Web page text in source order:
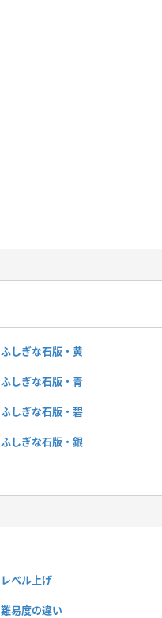
ふしぎな石版・黄
ふしぎな石版・青
ふしぎな石版・碧
ふしぎな石版・銀
レベル上げ
難易度の違い